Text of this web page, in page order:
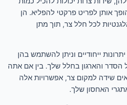
אותן לפריט פרקטי להפליא. הן
לכל חלל צר, תוך מתן
ייחודיים וניתן להשתמש בהן
הסדר והארגון בחלל שלך. בין אם אתה
שידה למקום צר, אפשרויות אלה
האחסון שלך.